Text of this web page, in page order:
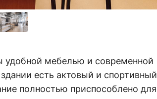
удобной мебелью и современной
есть актовый и спортивный
полностью приспособлено для